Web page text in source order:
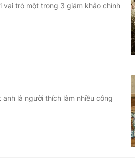
vai trò một trong 3 giám khảo chính
là người thích làm nhiều công